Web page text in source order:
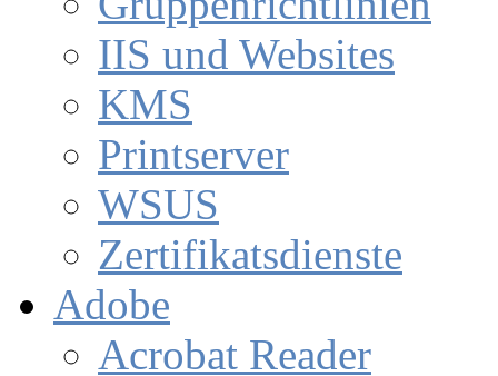
IIS und Websites
KMS
Printserver
WSUS
Zertifikatsdienste
Adobe
Acrobat Reader